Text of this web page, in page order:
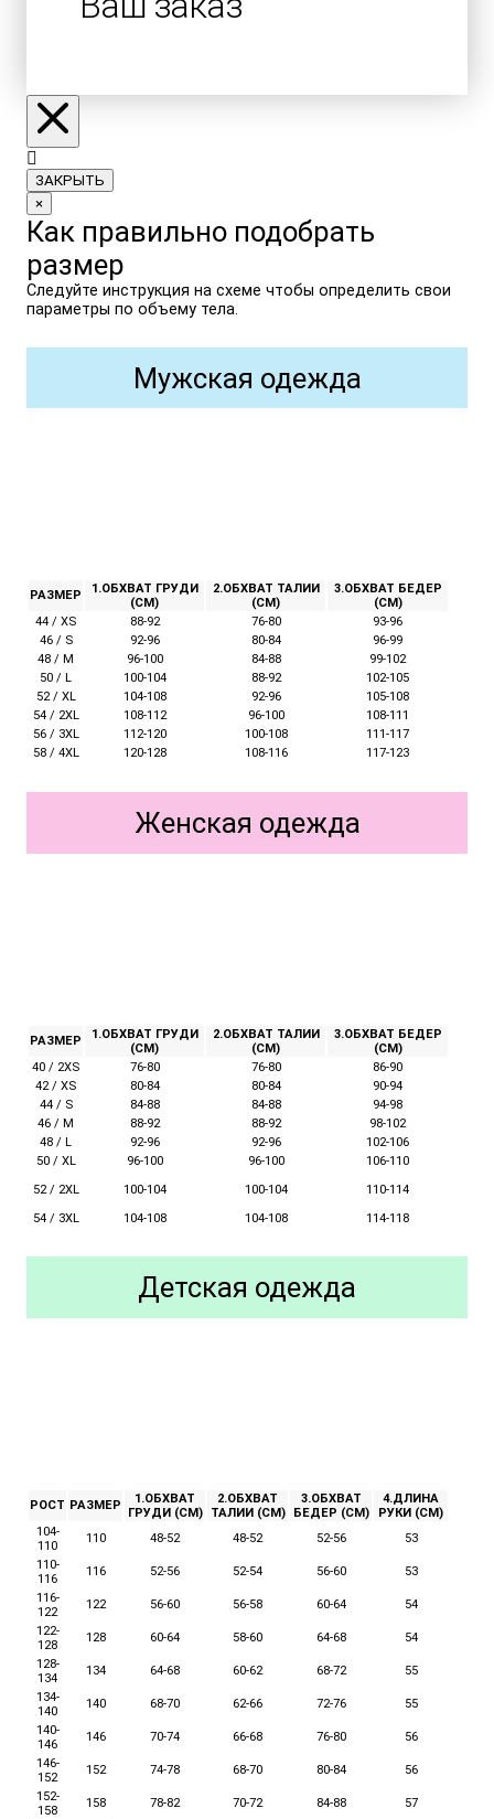
ЗАКРЫТЬ
×
Как правильно подобрать
размер
Следуйте инструкция на схеме чтобы определить свои
параметры по объему тела.
Мужская одежда
РАЗМЕР
1.ОБХВАТ ГРУДИ
(СМ)
2.ОБХВАТ ТАЛИИ
(СМ)
3.ОБХВАТ БЕДЕР
(СМ)
44 / XS
88-92 76-80
93-96
46 / S
92-96 80-84
96-99
48 / M
96-100 84-88
99-102
50 / L
100-104 88-92
102-105
52 / XL
104-108 92-96
105-108
54 / 2XL
108-112 96-100
108-111
56 / 3XL
112-120 100-108
111-117
58 / 4XL
120-128 108-116 117-123
Женская одежда
РАЗМЕР
1.ОБХВАТ ГРУДИ
(СМ)
2.ОБХВАТ ТАЛИИ
(СМ)
3.ОБХВАТ БЕДЕР
(СМ)
40 / 2XS
76-80 76-80
86-90
42 / XS
80-84 80-84
90-94
44 / S
84-88 84-88
94-98
46 / M
88-92 88-92
98-102
48 / L
92-96 92-96
102-106
50 / XL
96-100 96-100
106-110
52 / 2XL
100-104 100-104
110-114
54 / 3XL
104-108 104-108 114-118
Детская одежда
РОСТ РАЗМЕР
1.ОБХВАТ
ГРУДИ (СМ)
2.ОБХВАТ
ТАЛИИ (СМ)
3.ОБХВАТ
БЕДЕР (СМ)
4.ДЛИНА
РУКИ (СМ)
104-
110
110 48-52 48-52 52-56
53
110-
116
116 52-56 52-54 56-60
53
116-
122
122 56-60 56-58 60-64
54
122-
128
128 60-64 58-60 64-68
54
128-
134
134 64-68 60-62 68-72
55
134-
140
140 68-70 62-66 72-76
55
140-
146
146 70-74 66-68 76-80
56
146-
152
152 74-78 68-70 80-84
56
152-
158
158 78-82 70-72 84-88 57